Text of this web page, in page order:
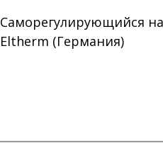
Саморегулирующийся
Eltherm (Германия)